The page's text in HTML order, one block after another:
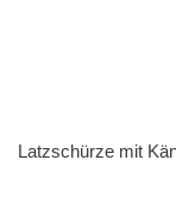
Latzschürze mit